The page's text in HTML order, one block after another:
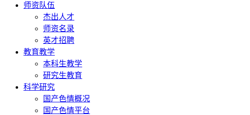
师资队伍
杰出人才
师资名录
英才招聘
教育教学
本科生教学
研究生教育
科学研究
国产色情概况
国产色情平台